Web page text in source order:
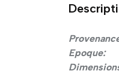
Epoque: